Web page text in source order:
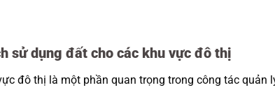
sử dụng đất cho các khu vực đô thị
đô thị là một phần quan trọng trong công tác quản